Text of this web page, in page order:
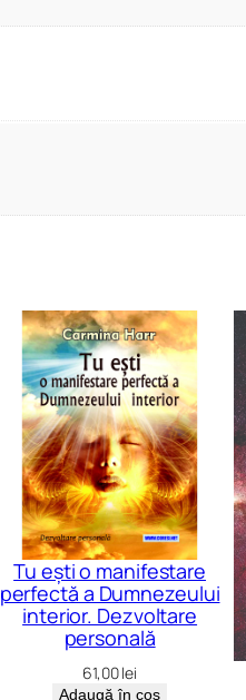
Tu ești o manifestare
perfectă a Dumnezeului
interior. Dezvoltare
personală
61,00lei
Adaugă în coș